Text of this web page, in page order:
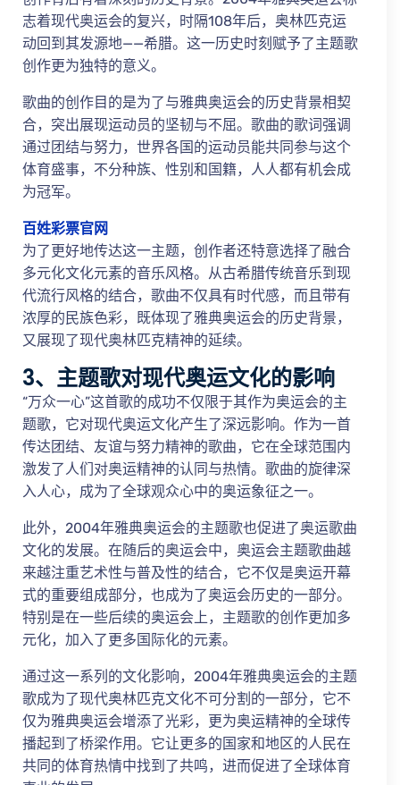
志着现代奥运会的复兴，时隔108年后，奥林匹克运
动回到其发源地——希腊。这一历史时刻赋予了主题歌
创作更为独特的意义。
歌曲的创作目的是为了与雅典奥运会的历史背景相契
合，突出展现运动员的坚韧与不屈。歌曲的歌词强调
通过团结与努力，世界各国的运动员能共同参与这个
体育盛事，不分种族、性别和国籍，人人都有机会成
为冠军。
百姓彩票官网
为了更好地传达这一主题，创作者还特意选择了融合
多元化文化元素的音乐风格。从古希腊传统音乐到现
代流行风格的结合，歌曲不仅具有时代感，而且带有
浓厚的民族色彩，既体现了雅典奥运会的历史背景，
又展现了现代奥林匹克精神的延续。
3、主题歌对现代奥运文化的影响
“万众一心”这首歌的成功不仅限于其作为奥运会的主
题歌，它对现代奥运文化产生了深远影响。作为一首
传达团结、友谊与努力精神的歌曲，它在全球范围内
激发了人们对奥运精神的认同与热情。歌曲的旋律深
入人心，成为了全球观众心中的奥运象征之一。
此外，2004年雅典奥运会的主题歌也促进了奥运歌曲
文化的发展。在随后的奥运会中，奥运会主题歌曲越
来越注重艺术性与普及性的结合，它不仅是奥运开幕
式的重要组成部分，也成为了奥运会历史的一部分。
特别是在一些后续的奥运会上，主题歌的创作更加多
元化，加入了更多国际化的元素。
通过这一系列的文化影响，2004年雅典奥运会的主题
歌成为了现代奥林匹克文化不可分割的一部分，它不
仅为雅典奥运会增添了光彩，更为奥运精神的全球传
播起到了桥梁作用。它让更多的国家和地区的人民在
共同的体育热情中找到了共鸣，进而促进了全球体育